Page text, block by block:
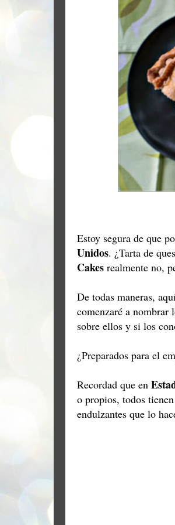
Estoy segura de que
Unidos. ¿Tarta de
Cakes realmente no,
De todas maneras,
comenzaré a nombrar
sobre ellos y si los
¿Preparados para el
Recordad que en
o propios, todos
endulzantes que lo